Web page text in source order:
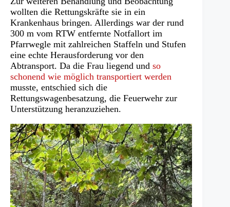
wollten die Rettungskräfte sie in ein
Krankenhaus bringen. Allerdings war der rund
300 m vom RTW entfernte Notfallort im
Pfarrwegle mit zahlreichen Staffeln und Stufen
eine echte Herausforderung vor den
Abtransport. Da die Frau liegend und so
schonend wie möglich transportiert werden
musste, entschied sich die
Rettungswagenbesatzung, die Feuerwehr zur
Unterstützung heranzuziehen.